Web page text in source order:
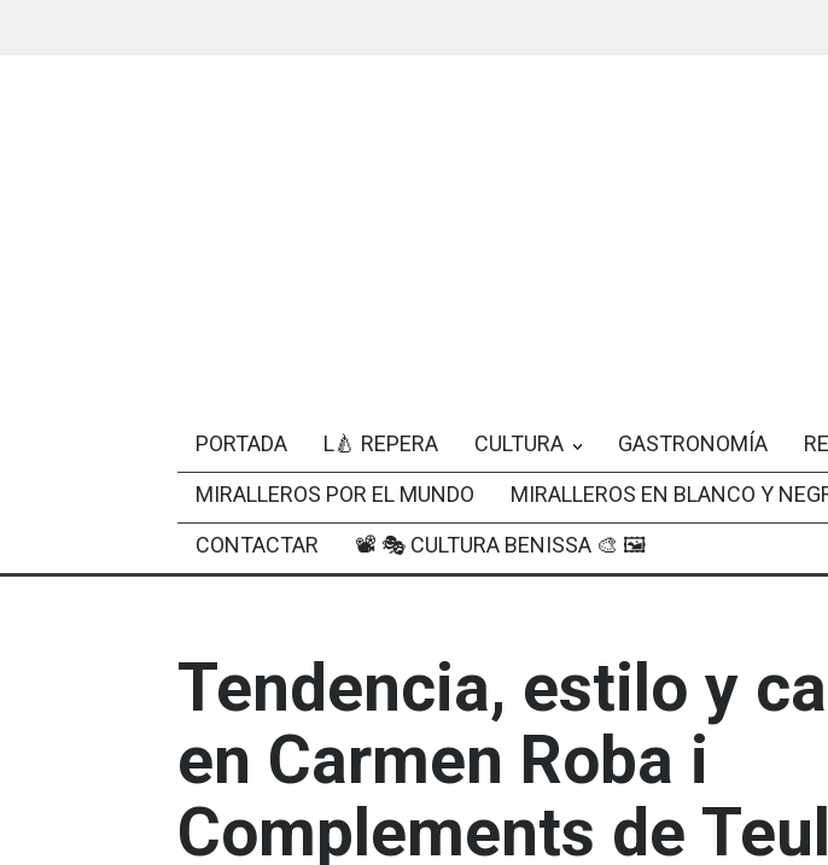
PORTADA L🍐 REPERA CULTURA GASTRONOMÍA
MIRALLEROS POR EL MUNDO
MIRALLEROS EN BLANCO Y
CONTACTAR
📽 🎭 CULTURA BENISSA 🎨 🖼
Tendencia, estilo y
en Carmen Roba i
Complements de